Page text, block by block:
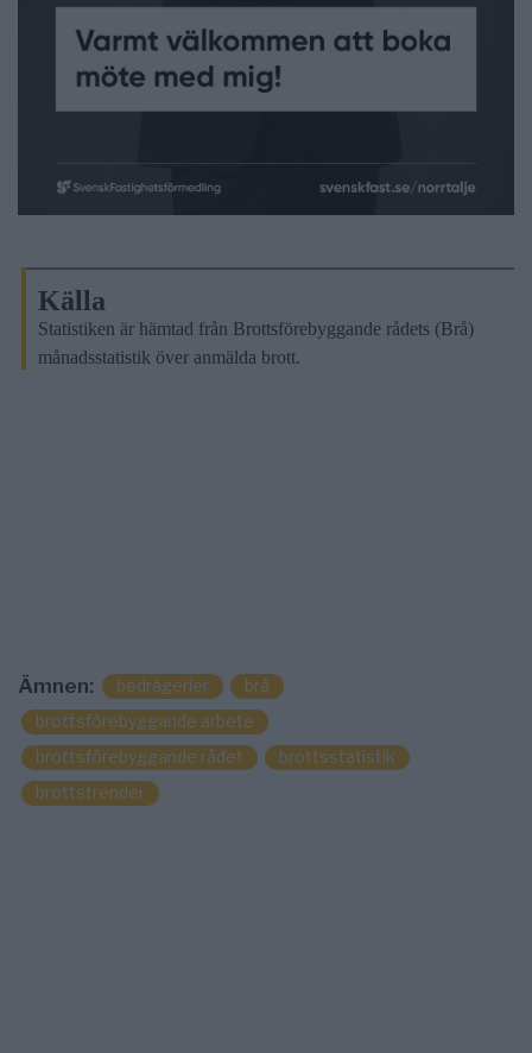
Källa
Statistiken är hämtad från Brottsförebyggande rådets (Brå)
månadsstatistik över anmälda brott.
Ämnen: bedrägerier
brå
brottsförebyggande arbete
brottsförebyggande rådet
brottsstatistik
brottstrender